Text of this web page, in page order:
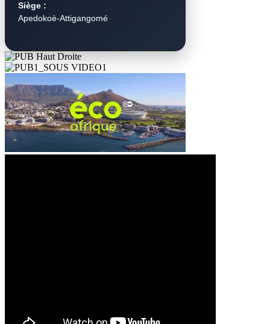
Siège :
Apedokoè-Attigangomé